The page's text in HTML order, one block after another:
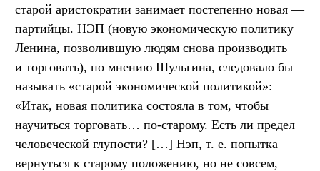
старой аристократии занимает постепенно новая —
партийцы. НЭП (новую экономическую политику
Ленина, позволившую людям снова производить
и торговать), по мнению Шульгина, следовало бы
называть «старой экономической политикой»:
«Итак, новая политика состояла в том, чтобы
научиться торговать… по-старому. Есть ли предел
человеческой глупости? […] Нэп, т. е. попытка
вернуться к старому положению, но не совсем,